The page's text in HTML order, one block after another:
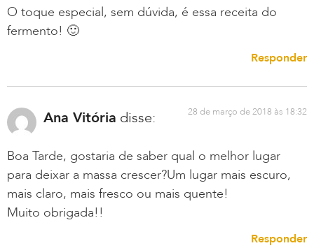
O toque especial, sem dúvida, é essa receita do
fermento! 🙂
Responder
Ana Vitória disse: 28 de março de 2018 às 18:32
Boa Tarde, gostaria de saber qual o melhor lugar
para deixar a massa crescer?Um lugar mais escuro,
mais claro, mais fresco ou mais quente!
Muito obrigada!!
Responder